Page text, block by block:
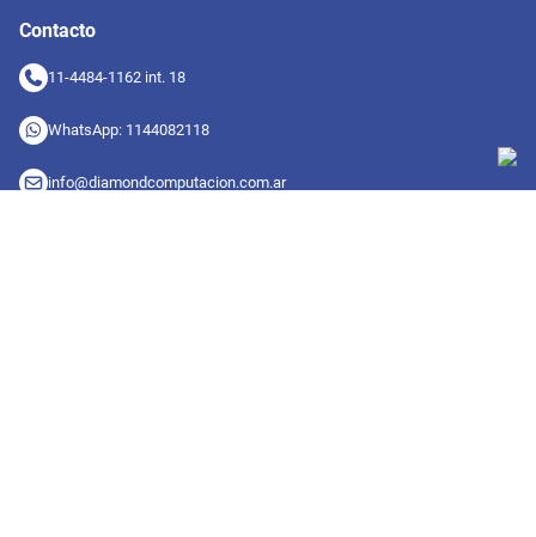
Contacto
11-4484-1162 int. 18
WhatsApp: 1144082118
info@diamondcomputacion.com.ar